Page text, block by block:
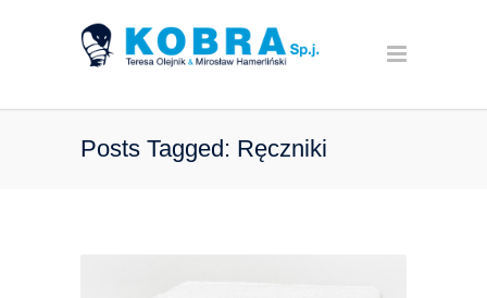
Posts Tagged: Ręczniki